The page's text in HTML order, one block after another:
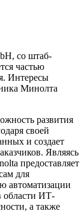
со штаб-
частью
Интересы
Минолта
развития
своей
и создает
Являясь
предоставляет
для
автоматизации
области ИТ-
а также